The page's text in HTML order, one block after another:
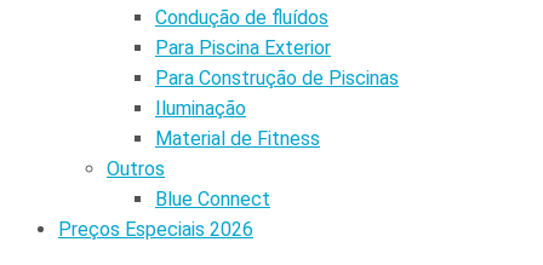
Condução de fluídos
Para Piscina Exterior
Para Construção de Piscinas
Iluminação
Material de Fitness
Outros
Blue Connect
Preços Especiais 2026